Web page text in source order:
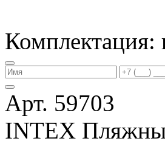
Комплектация:
Арт. 59703
INTEX